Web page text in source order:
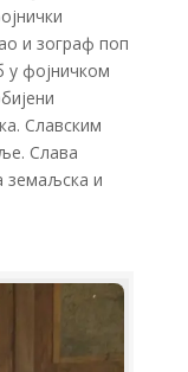
и зограф поп
у фојничком
Славским
Слава
земаљска и